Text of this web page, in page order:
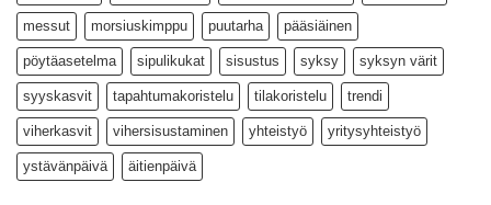
messut morsiuskimppu puutarha pääsiäinen
pöytäasetelma sipulikukat sisustus syksy syksyn värit
syyskasvit tapahtumakoristelu tilakoristelu trendi
viherkasvit vihersisustaminen yhteistyö yritysyhteistyö
ystävänpäivä äitienpäivä